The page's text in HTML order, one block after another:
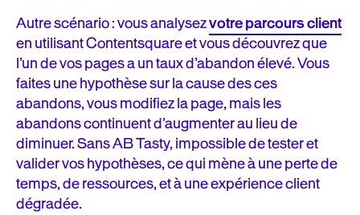
Autre scénario : vous analysezvotre parcours client
en utilisant Contentsquare et vous découvrez que
l’un de vos pages a un taux d’abandon élevé. Vous
faites une hypothèse sur la cause des ces
abandons, vous modifiez la page, mais les
abandons continuent d’augmenter au lieu de
diminuer. Sans AB Tasty, impossible de tester et
valider vos hypothèses, ce qui mène à une perte de
temps, de ressources, et à une expérience client
dégradée.